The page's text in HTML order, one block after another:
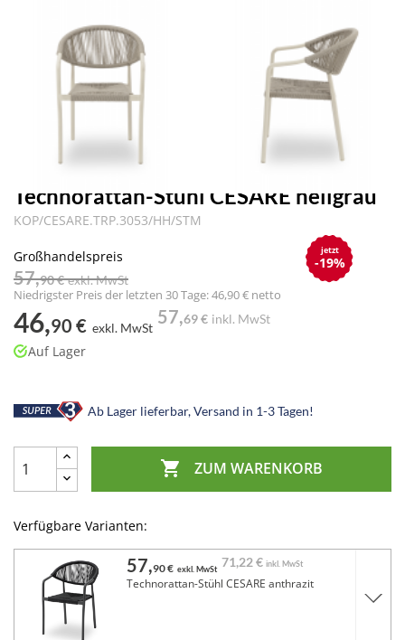
Technorattan-Stühl CESARE hellgrau
KOP/CESARE.TRP.3053/HH/STM
Großhandelspreis
57,90 € exkl. MwSt
jetzt
-19%
Niedrigster Preis der letzten 30 Tage: 46,90 € netto
46,90 € exkl. MwSt
57,69 € inkl. MwSt
Auf Lager
Ab Lager lieferbar, Versand in 1-3 Tagen!
 ZUM WARENKORB
Verfügbare Varianten:
57,90 € exkl. MwSt 71,22 € inkl. MwSt
Technorattan-Stühl CESARE anthrazit